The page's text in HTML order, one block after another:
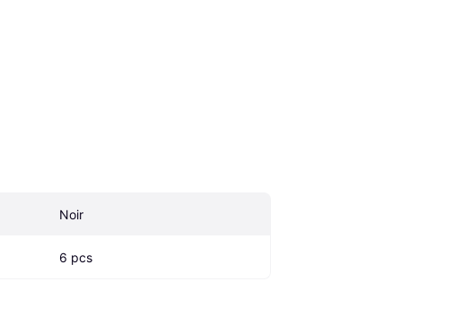
Noir
6 pcs